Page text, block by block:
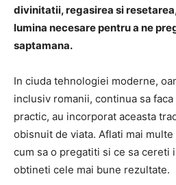
divinitatii, regasirea si
lumina necesare pentru a ne
saptamana.
In ciuda tehnologiei moderne,
inclusiv romanii, continua sa
practic, au incorporat aceasta
obisnuit de viata. Aflati mai
cum sa o pregatiti si ce sa cereti
obtineti cele mai bune rezultate.